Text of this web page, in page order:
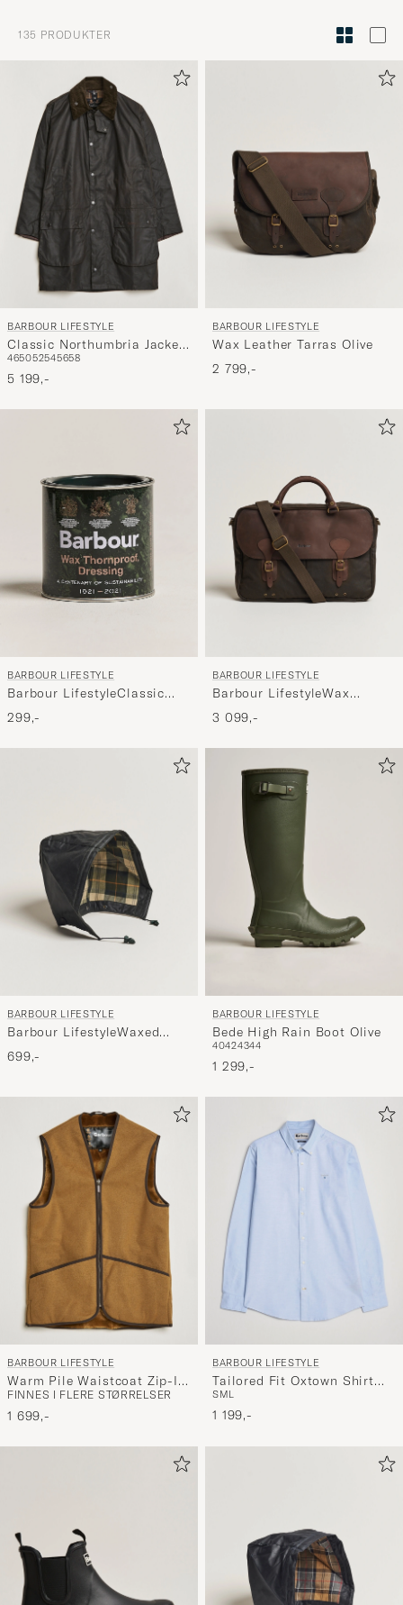
for
opplev
et
mer
135 PRODUKTER
BARBOUR LIFESTYLE
Classic Northumbria Jacket
Olive
465052545658
5 199,-
BARBOUR LIFESTYLE
Wax Leather Tarras Olive
2 799,-
BARBOUR LIFESTYLE
Barbour LifestyleClassic
Thornproof Dressing
299,-
BARBOUR LIFESTYLE
Barbour LifestyleWax
Leather Briefcase Olive
3 099,-
BARBOUR LIFESTYLE
Barbour LifestyleWaxed
Cotton HoodSage
699,-
BARBOUR LIFESTYLE
Bede High Rain Boot Olive
40424344
1 299,-
BARBOUR LIFESTYLE
Warm Pile Waistcoat Zip-In
Liner Brown
FINNES I FLERE STØRRELSER
1 699,-
BARBOUR LIFESTYLE
Tailored Fit Oxtown Shirt
Sky Blue
SML
1 199,-